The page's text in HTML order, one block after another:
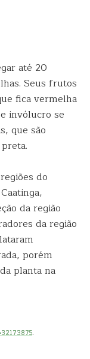
até 20
Seus frutos
fica vermelha
invólucro se
que são
do
da região
da região
porém
planta na
.